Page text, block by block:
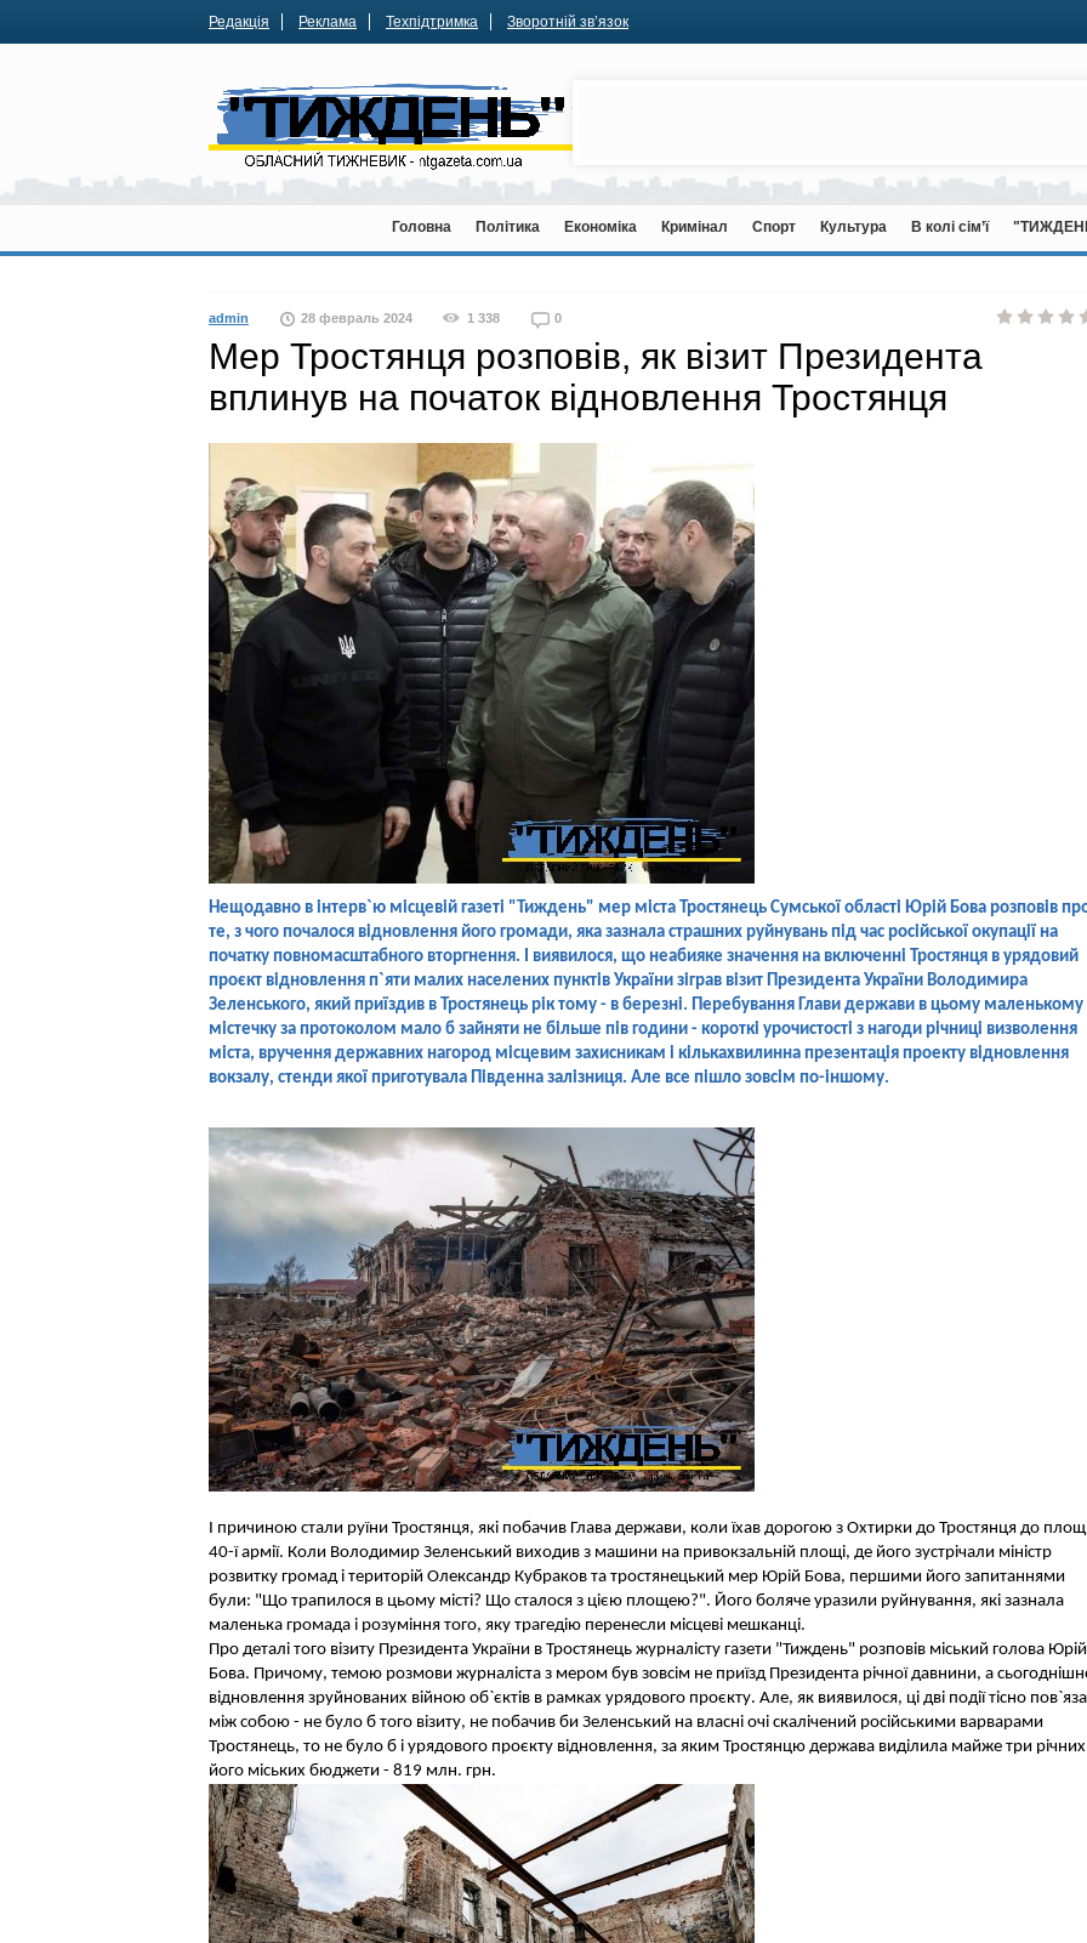
Редакція Реклама Техпідтримка Зворотній зв’язок
Головна Політика Економіка Кримінал Спорт Культура В колі сім’ї
admin 28 февраль 2024 1 338 0
Мер Тростянця розповів, як візит Президента
вплинув на початок відновлення Тростянця
Нещодавно в інтерв`ю місцевій газеті "Тиждень" мер міста Тростянець Сумської області Юрій Бова розповів
те, з чого почалося відновлення його громади, яка зазнала страшних руйнувань під час російської окупації на
початку повномасштабного вторгнення. І виявилося, що неабияке значення на включенні Тростянця в урядовий
проєкт відновлення п`яти малих населених пунктів України зіграв візит Президента України Володимира
Зеленського, який приїздив в Тростянець рік тому - в березні. Перебування Глави держави в цьому маленькому
містечку за протоколом мало б зайняти не більше пів години - короткі урочистості з нагоди річниці визволення
міста, вручення державних нагород місцевим захисникам і кількахвилинна презентація проекту відновлення
вокзалу, стенди якої приготувала Південна залізниця. Але все пішло зовсім по-іншому.
І причиною стали руїни Тростянця, які побачив Глава держави, коли їхав дорогою з Охтирки до Тростянця до
40-ї армії. Коли Володимир Зеленський виходив з машини на привокзальній площі, де його зустрічали міністр
розвитку громад і територій Олександр Кубраков та тростянецький мер Юрій Бова, першими його запитаннями
були: "Що трапилося в цьому місті? Що сталося з цією площею?". Його боляче уразили руйнування, які зазнала
маленька громада і розуміння того, яку трагедію перенесли місцеві мешканці.
Про деталі того візиту Президента України в Тростянець журналісту газети "Тиждень" розповів міський голова Юрій
Бова. Причому, темою розмови журналіста з мером був зовсім не приїзд Президента річної давнини, а
відновлення зруйнованих війною об`єктів в рамках урядового проєкту. Але, як виявилося, ці дві події тісно
між собою - не було б того візиту, не побачив би Зеленський на власні очі скалічений російськими варварами
Тростянець, то не було б і урядового проєкту відновлення, за яким Тростянцю держава виділила майже три річних
його міських бюджети - 819 млн. грн.